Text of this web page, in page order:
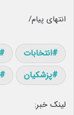
انتهای پیام/
انتخابات
پزشکیان
لینک خبر: